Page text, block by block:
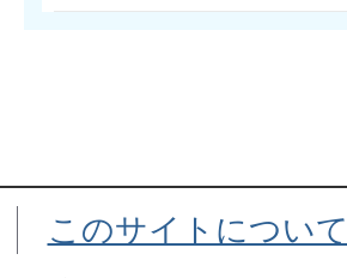
このサイトについて